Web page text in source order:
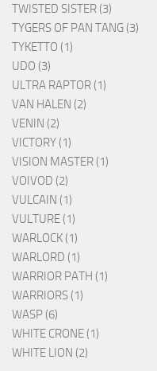
TWISTED SISTER (3)
TYGERS OF PAN TANG (3)
TYKETTO (1)
UDO (3)
ULTRA RAPTOR (1)
VAN HALEN (2)
VENIN (2)
VICTORY (1)
VISION MASTER (1)
VOIVOD (2)
VULCAIN (1)
VULTURE (1)
WARLOCK (1)
WARLORD (1)
WARRIOR PATH (1)
WARRIORS (1)
WASP (6)
WHITE CRONE (1)
WHITE LION (2)